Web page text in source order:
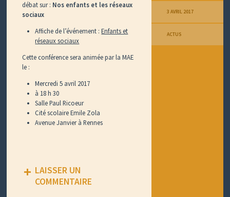
débat sur : Nos enfants et les réseaux
sociaux
Affiche de l’événement :Enfants et
réseaux sociaux
Cette conférence sera animée par la MAE
le :
Mercredi 5 avril 2017
à 18 h 30
Salle Paul Ricoeur
Cité scolaire Emile Zola
Avenue Janvier à Rennes
LAISSER UN
COMMENTAIRE
3 AVRIL 2017
ACTUS